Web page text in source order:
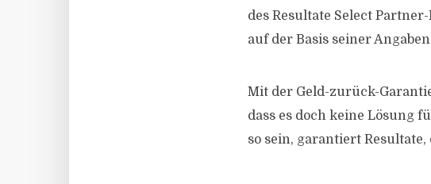
des Resultate Select
auf der Basis seiner
Mit der Geld-zurück-
dass es doch keine Lösung
so sein, garantiert